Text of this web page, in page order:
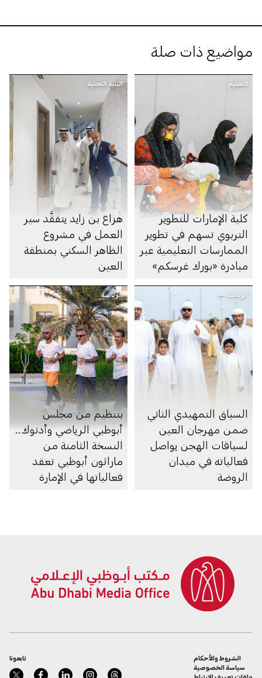
مواضيع ذات صلة
التعليم
كلية الإمارات للتطوير
التربوي تسهم في تطوير
الممارسات التعليمية عبر
مبادرة «بورك غرسكم»
البنية التحتية
هزاع بن زايد يتفقَّد سير
العمل في مشروع
الظاهر السكني بمنطقة
العين
الرياضة
السباق التمهيدي الثاني
ضمن مهرجان العين
لسباقات الهجن يواصل
فعالياته في ميدان
الروضة
الرياضة
بتنظيم من مجلس
أبوظبي الرياضي وأدنوك..
النسخة الثامنة من
ماراثون أبوظبي تعقد
فعالياتها في الإمارة
تابعونا
الشروط والأحكام
سياسة الخصوصية